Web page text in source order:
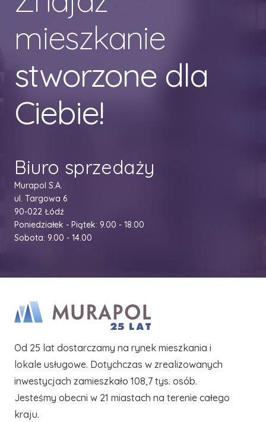
mieszkanie
stworzone dla
Ciebie!
Biuro sprzedaży
Murapol S.A.
ul. Targowa 6
90-022 Łódź
Poniedziałek - Piątek: 9.00 - 18.00
Sobota: 9.00 - 14.00
Od 25 lat dostarczamy na rynek mieszkania i
lokale usługowe. Dotychczas w zrealizowanych
inwestycjach zamieszkało 108,7 tys. osób.
Jesteśmy obecni w 21 miastach na terenie całego
kraju.